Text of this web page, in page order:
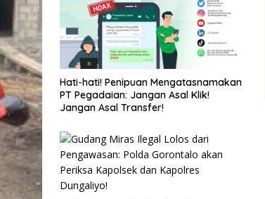
Hati-hati! Penipuan Mengatasnamakan
PT Pegadaian: Jangan Asal Klik!
Jangan Asal Transfer!